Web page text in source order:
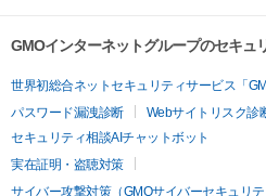
GMOインターネットグループのセキュ
世界初総合ネットセキュリティサービス「
パスワード漏洩診断
Webサイトリスク診
セキュリティ相談AIチャットボット
実在証明・盗聴対策
サイバー攻撃対策（GMOサイバーセキュリテ